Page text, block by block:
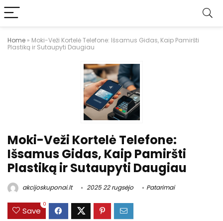
Home » Moki-Veži Kortelė Telefone: Išsamus Gidas, Kaip Pamiršti
Plastiką ir Sutaupyti Daugiau
Moki-Veži Kortelė Telefone:
Išsamus Gidas, Kaip Pamiršti
Plastiką ir Sutaupyti Daugiau
akcijoskuponai.lt 2025 22 rugsėjo Patarimai
Save
0